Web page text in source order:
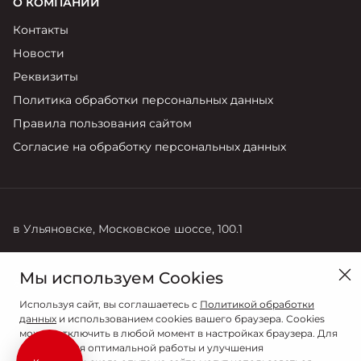
Контакты
Новости
Реквизиты
Политика обработки персональных данных
Правила пользования сайтом
Согласие на обработку персональных данных
в Ульяновске, Московское шоссе, 100.1
8 (8422) 27-83-83
Мы используем Cookies
Используя сайт, вы соглашаетесь с Политикой обработки
данных и использованием cookies вашего браузера. Cookies
можно отключить в любой момент в настройках браузера. Для
обеспечения оптимальной работы и улучшения